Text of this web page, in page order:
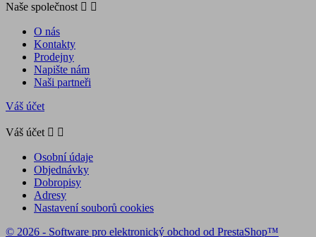
Naše společnost  
O nás
Kontakty
Prodejny
Napište nám
Naši partneři
Váš účet
Váš účet  
Osobní údaje
Objednávky
Dobropisy
Adresy
Nastavení souborů cookies
© 2026 - Software pro elektronický obchod od PrestaShop™